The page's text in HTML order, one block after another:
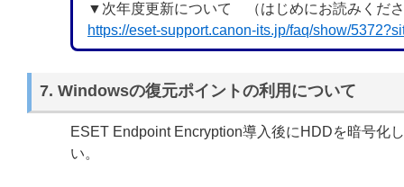
▼次年度更新について （はじめにお読みくだ
https://eset-support.canon-its.jp/faq/show/
7. Windowsの復元ポイントの利用について
ESET Endpoint Encryption導入後にHDDを暗号化
い。